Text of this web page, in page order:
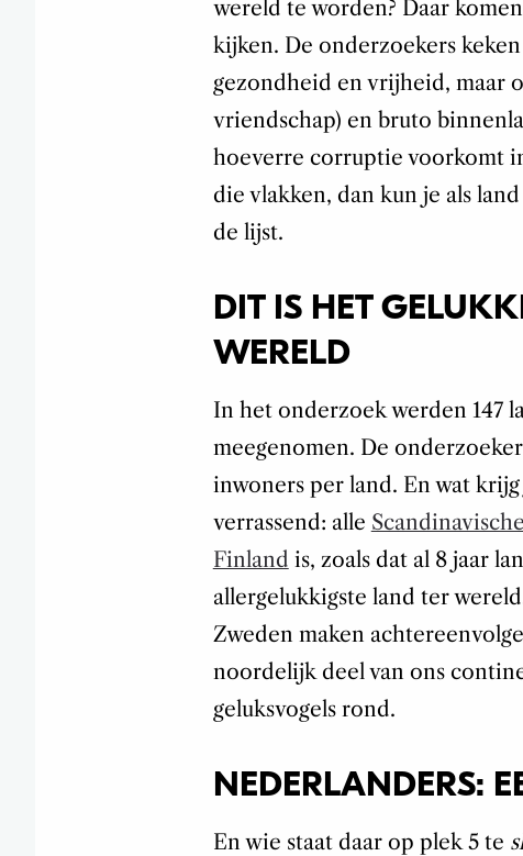
wereld te worden? Daar
kijken. De onderzoekers
gezondheid en vrijheid, maar
vriendschap) en bruto
hoeverre corruptie voorkomt
die vlakken, dan kun je als
de lijst.
DIT IS HET
WERELD
In het onderzoek werden 147
meegenomen. De
inwoners per land. En wat
verrassend: alle
Finland is, zoals dat al 8 jaar
allergelukkigste land ter
Zweden maken
noordelijk deel van ons
geluksvogels rond.
NEDERLANDERS:
En wie staat daar op plek 5 te